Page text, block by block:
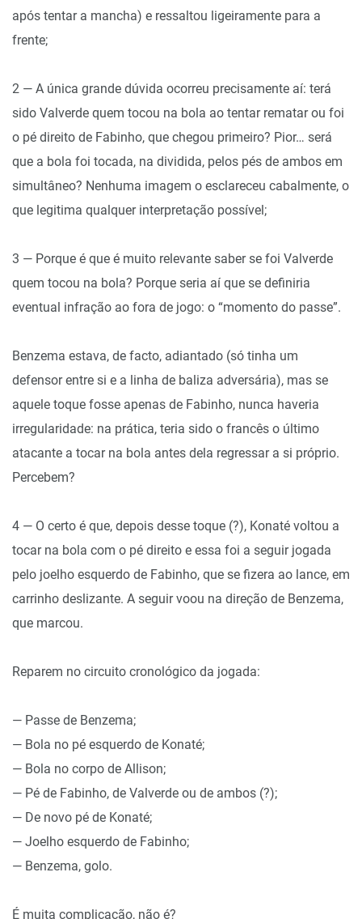
após tentar a mancha) e ressaltou ligeiramente para a
frente;
2 — A única grande dúvida ocorreu precisamente aí: terá
sido Valverde quem tocou na bola ao tentar rematar ou foi
o pé direito de Fabinho, que chegou primeiro? Pior… será
que a bola foi tocada, na dividida, pelos pés de ambos em
simultâneo? Nenhuma imagem o esclareceu cabalmente, o
que legitima qualquer interpretação possível;
3 — Porque é que é muito relevante saber se foi Valverde
quem tocou na bola? Porque seria aí que se definiria
eventual infração ao fora de jogo: o “momento do passe”.
Benzema estava, de facto, adiantado (só tinha um
defensor entre si e a linha de baliza adversária), mas se
aquele toque fosse apenas de Fabinho, nunca haveria
irregularidade: na prática, teria sido o francês o último
atacante a tocar na bola antes dela regressar a si próprio.
Percebem?
4 — O certo é que, depois desse toque (?), Konaté voltou a
tocar na bola com o pé direito e essa foi a seguir jogada
pelo joelho esquerdo de Fabinho, que se fizera ao lance, em
carrinho deslizante. A seguir voou na direção de Benzema,
que marcou.
Reparem no circuito cronológico da jogada:
— Passe de Benzema;
— Bola no pé esquerdo de Konaté;
— Bola no corpo de Allison;
— Pé de Fabinho, de Valverde ou de ambos (?);
— De novo pé de Konaté;
— Joelho esquerdo de Fabinho;
— Benzema, golo.
É muita complicação, não é?